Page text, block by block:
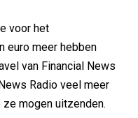
voor het
euro meer hebben
van Financial News
Radio veel meer
mogen uitzenden.